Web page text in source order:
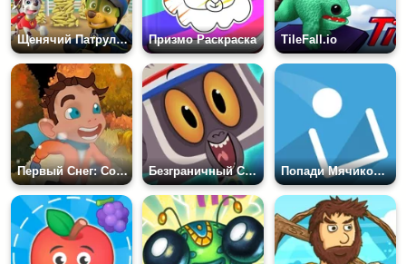
Щенячий Патруль: Кукурузная Катастрофа Призмо Раскраска TileFall.io
Первый Снег: Собираем Снежинки Безграничный Стив Попади Мячиком в Корзинку